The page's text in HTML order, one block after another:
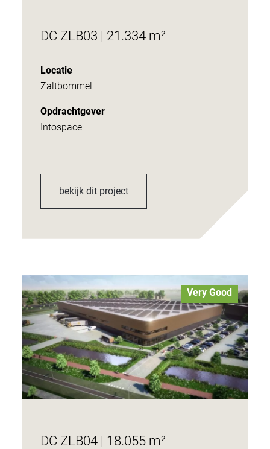
DC ZLB03 | 21.334 m²
Locatie
Zaltbommel
Opdrachtgever
Intospace
bekijk dit project
Very Good
DC ZLB04 | 18.055 m²